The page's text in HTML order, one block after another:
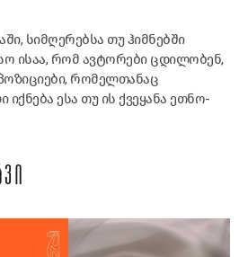
სიმღერებსა თუ ჰიმნებში
ისაა, რომ ავტორები ცდილობენ,
რომელთანაც
ესა თუ ის ქვეყანა ეთნო-